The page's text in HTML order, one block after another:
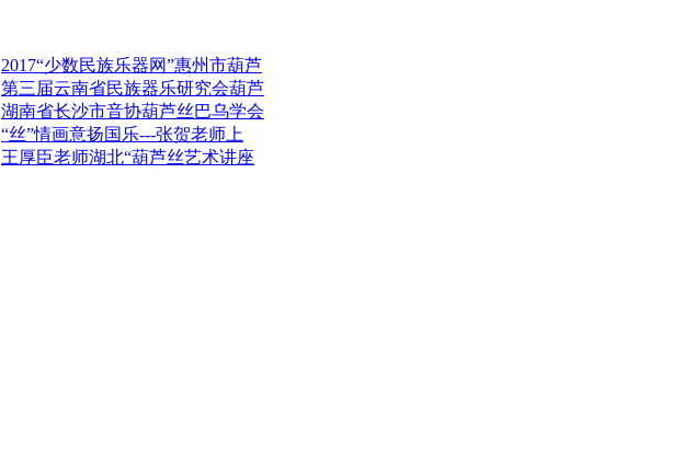
2017“少数民族乐器网”惠州市葫芦
第三届云南省民族器乐研究会葫芦
湖南省长沙市音协葫芦丝巴乌学会
“丝”情画意扬国乐---张贺老师上
王厚臣老师湖北“葫芦丝艺术讲座